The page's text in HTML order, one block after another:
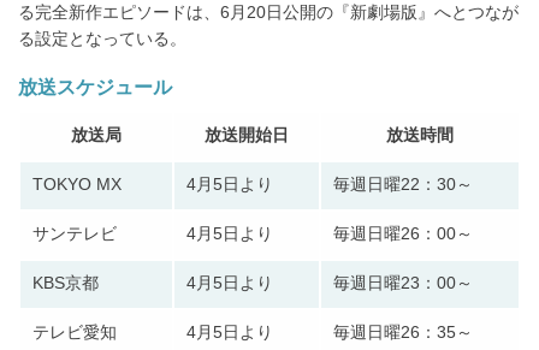
る完全新作エピソードは、6月20日公開の『新劇場版』へとつなが
る設定となっている。
放送スケジュール
放送局 放送開始日 放送時間
TOKYO MX 4月5日より 毎週日曜22：30～
サンテレビ 4月5日より 毎週日曜26：00～
KBS京都 4月5日より 毎週日曜23：00～
テレビ愛知 4月5日より 毎週日曜26：35～